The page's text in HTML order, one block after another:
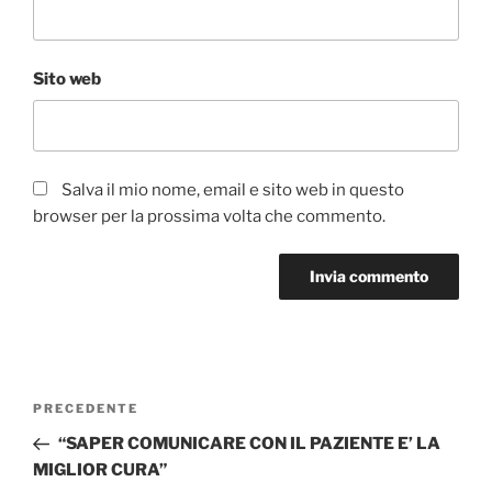
Sito web
Salva il mio nome, email e sito web in questo
browser per la prossima volta che commento.
Navigazione
Articolo
precedente:
PRECEDENTE
“SAPER COMUNICARE CON IL PAZIENTE E’ LA
MIGLIOR CURA”